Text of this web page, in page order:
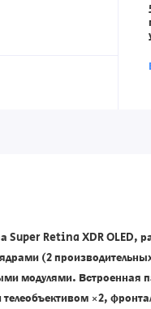
Retina XDR OLED,
(2
модулями. Встроенная
×2,